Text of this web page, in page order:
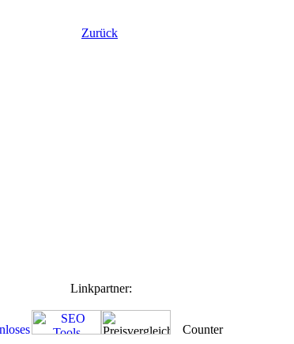
Zurück
Linkpartner: